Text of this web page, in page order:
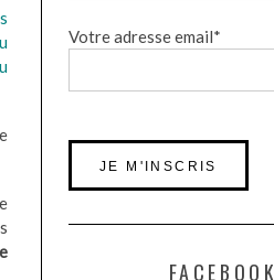
Votre adresse email*
FACEBOOK